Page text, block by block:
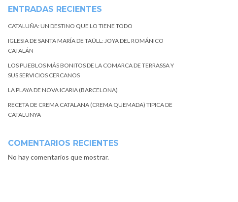
ENTRADAS RECIENTES
CATALUÑA: UN DESTINO QUE LO TIENE TODO
IGLESIA DE SANTA MARÍA DE TAÜLL: JOYA DEL ROMÁNICO
CATALÁN
LOS PUEBLOS MÁS BONITOS DE LA COMARCA DE TERRASSA Y
SUS SERVICIOS CERCANOS
LA PLAYA DE NOVA ICARIA (BARCELONA)
RECETA DE CREMA CATALANA (CREMA QUEMADA) TIPICA DE
CATALUNYA
COMENTARIOS RECIENTES
No hay comentarios que mostrar.